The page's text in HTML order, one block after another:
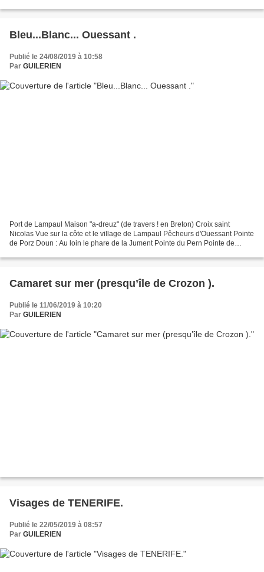
Bleu...Blanc... Ouessant .
Publié le 24/08/2019 à 10:58
Par GUILERIEN
Port de Lampaul Maison "a-dreuz" (de travers ! en Breton) Croix saint
Nicolas Vue sur la côte et le village de Lampaul Pêcheurs d'Ouessant Pointe
de Porz Doun : Au loin le phare de la Jument Pointe du Pern Pointe de
Camaret sur mer (presqu’île de Crozon ).
Publié le 11/06/2019 à 10:20
Par GUILERIEN
Visages de TENERIFE.
Publié le 22/05/2019 à 08:57
Par GUILERIEN